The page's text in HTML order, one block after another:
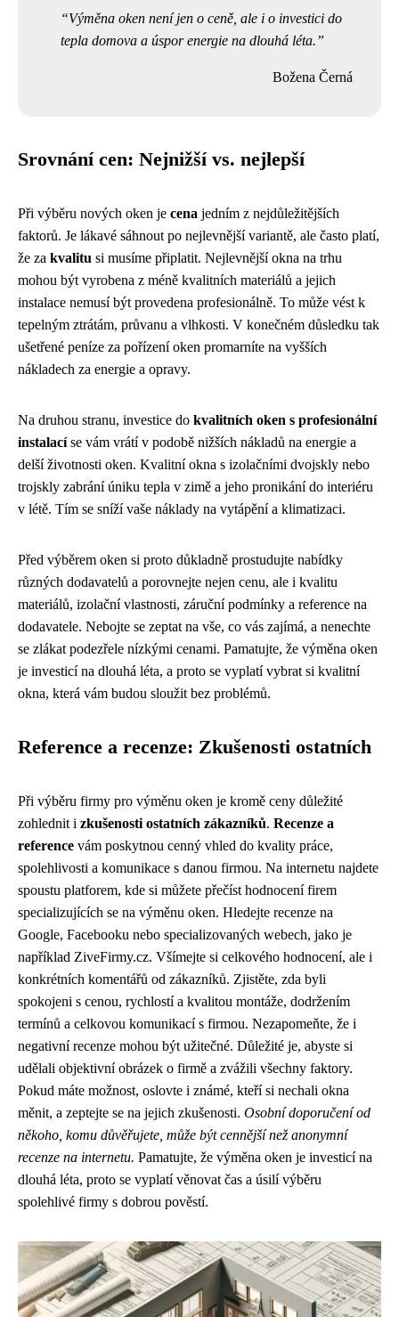
Výměna oken není jen o ceně, ale i o investici do
tepla domova a úspor energie na dlouhá léta.
Božena Černá
Srovnání cen: Nejnižší vs. nejlepší
Při výběru nových oken je cena jedním z nejdůležitějších
faktorů. Je lákavé sáhnout po nejlevnější variantě, ale často platí,
že za kvalitu si musíme připlatit. Nejlevnější okna na trhu
mohou být vyrobena z méně kvalitních materiálů a jejich
instalace nemusí být provedena profesionálně. To může vést k
tepelným ztrátám, průvanu a vlhkosti. V konečném důsledku tak
ušetřené peníze za pořízení oken promarníte na vyšších
nákladech za energie a opravy.
Na druhou stranu, investice do kvalitních oken s profesionální
instalacíse vám vrátí v podobě nižších nákladů na energie a
delší životnosti oken. Kvalitní okna s izolačními dvojskly nebo
trojskly zabrání úniku tepla v zimě a jeho pronikání do interiéru
v létě. Tím se sníží vaše náklady na vytápění a klimatizaci.
Před výběrem oken si proto důkladně prostudujte nabídky
různých dodavatelů a porovnejte nejen cenu, ale i kvalitu
materiálů, izolační vlastnosti, záruční podmínky a reference na
dodavatele. Nebojte se zeptat na vše, co vás zajímá, a nenechte
se zlákat podezřele nízkými cenami. Pamatujte, že výměna oken
je investicí na dlouhá léta, a proto se vyplatí vybrat si kvalitní
okna, která vám budou sloužit bez problémů.
Reference a recenze: Zkušenosti ostatních
Při výběru firmy pro výměnu oken je kromě ceny důležité
zohlednit i zkušenosti ostatních zákazníků. Recenze a
reference vám poskytnou cenný vhled do kvality práce,
spolehlivosti a komunikace s danou firmou. Na internetu najdete
spoustu platforem, kde si můžete přečíst hodnocení firem
specializujících se na výměnu oken. Hledejte recenze na
Google, Facebooku nebo specializovaných webech, jako je
například ZiveFirmy.cz. Všímejte si celkového hodnocení, ale i
konkrétních komentářů od zákazníků. Zjistěte, zda byli
spokojeni s cenou, rychlostí a kvalitou montáže, dodržením
termínů a celkovou komunikací s firmou. Nezapomeňte, že i
negativní recenze mohou být užitečné. Důležité je, abyste si
udělali objektivní obrázek o firmě a zvážili všechny faktory.
Pokud máte možnost, oslovte i známé, kteří si nechali okna
měnit, a zeptejte se na jejich zkušenosti. Osobní doporučení od
někoho, komu důvěřujete, může být cennější než anonymní
recenze na internetu. Pamatujte, že výměna oken je investicí na
dlouhá léta, proto se vyplatí věnovat čas a úsilí výběru
spolehlivé firmy s dobrou pověstí.